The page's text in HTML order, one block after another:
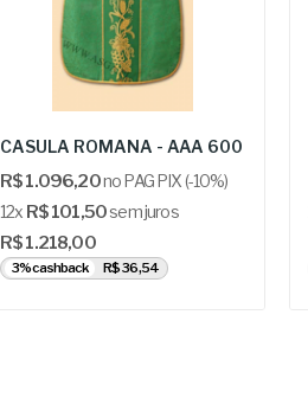
CASULA ROMANA - AAA 600
R$ 1.096,20no PAG PIX (-10%)
12x R$ 101,50sem juros
R$ 1.218,00
3% cashback R$ 36,54